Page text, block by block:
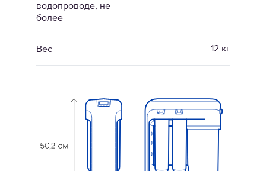
водопроводе, не
более
Вес 12 кг